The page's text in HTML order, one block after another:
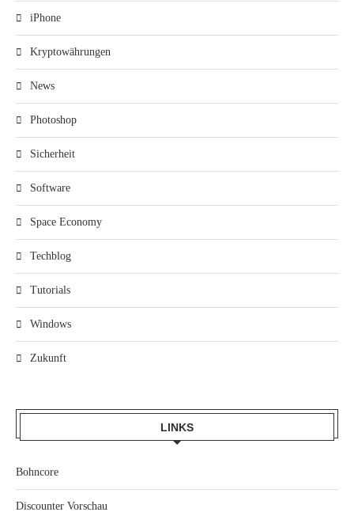
iPhone
Kryptowährungen
News
Photoshop
Sicherheit
Software
Space Economy
Techblog
Tutorials
Windows
Zukunft
LINKS
Bohncore
Discounter Vorschau